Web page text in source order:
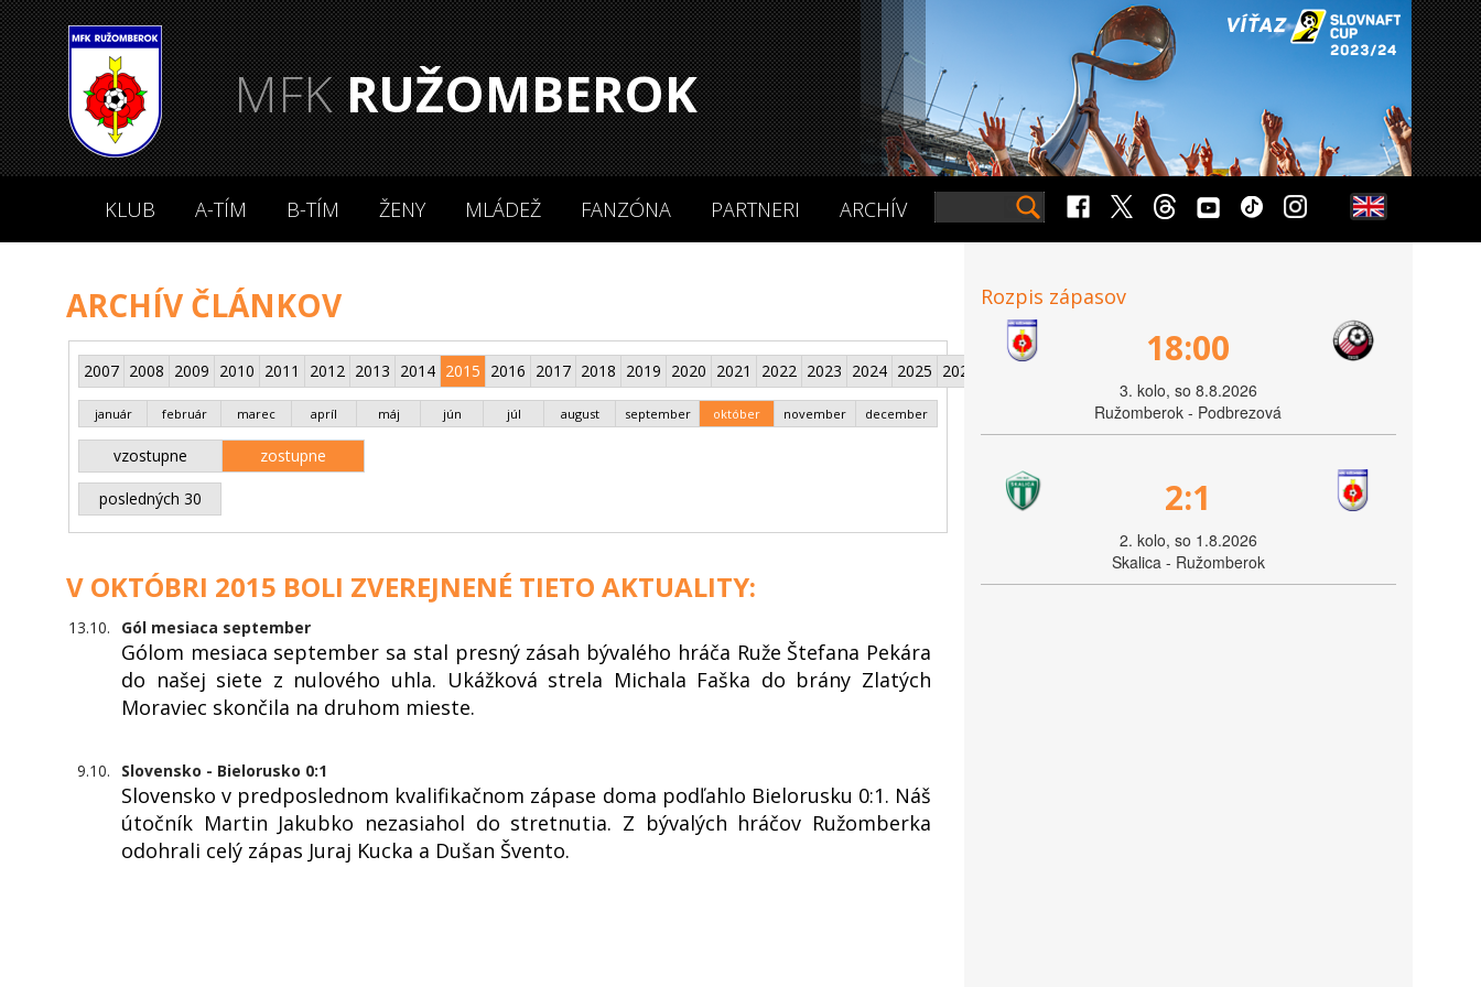
MFKRUŽOMBEROK
KLUB A-TÍM B-TÍM ŽENY MLÁDEŽ FANZÓNA PARTNERI ARCHÍV
ARCHÍV ČLÁNKOV
2007 2008 2009 2010 2011 2012 2013 2014 2015 2016 2017 2018 2019 2020 2021 2022 2023 2024 2025 2026
január február marec apríl máj jún júl august september október november december
vzostupne zostupne
posledných 30
V OKTÓBRI 2015 BOLI ZVEREJNENÉ TIETO AKTUALITY:
13.10. Gól mesiaca september
Gólom mesiaca september sa stal presný zásah bývalého hráča Ruže Štefana Pekára
do našej siete z nulového uhla. Ukážková strela Michala Faška do brány Zlatých
Moraviec skončila na druhom mieste.
9.10. Slovensko - Bielorusko 0:1
Slovensko v predposlednom kvalifikačnom zápase doma podľahlo Bielorusku 0:1. Náš
útočník Martin Jakubko nezasiahol do stretnutia. Z bývalých hráčov Ružomberka
odohrali celý zápas Juraj Kucka a Dušan Švento.
Rozpis zápasov
18:00
3. kolo, so 8.8.2026
Ružomberok - Podbrezová
2:1
2. kolo, so 1.8.2026
Skalica - Ružomberok